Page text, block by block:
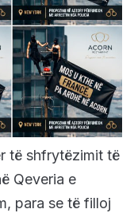
të shfrytëzimit të
Qeveria e
para se të filloj